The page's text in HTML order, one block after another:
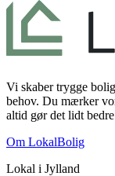
Vi skaber trygge
behov. Du mærker
altid gør det lidt
Om LokalBolig
Lokal i Jylland